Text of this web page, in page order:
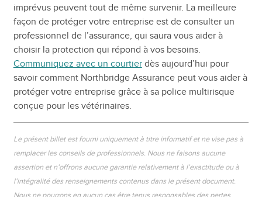
imprévus peuvent tout de même survenir. La meilleure
façon de protéger votre entreprise est de consulter un
professionnel de l’assurance, qui saura vous aider à
choisir la protection qui répond à vos besoins.
Communiquez avec un courtierdès aujourd’hui pour
savoir comment Northbridge Assurance peut vous aider à
protéger votre entreprise grâce à sa police multirisque
conçue pour les vétérinaires.
Le présent billet est fourni uniquement à titre informatif et ne vise pas à
remplacer les conseils de professionnels. Nous ne faisons aucune
assertion et n’offrons aucune garantie relativement à l’exactitude ou à
l’intégralité des renseignements contenus dans le présent document.
Nous ne pourrons en aucun cas être tenus responsables des pertes